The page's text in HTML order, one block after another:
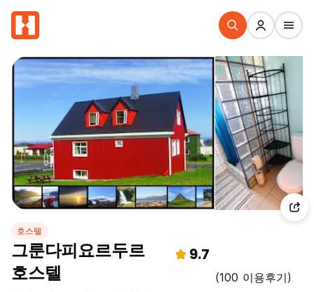
호스텔
그룬다피요르두르
호스텔
9.7
(100 이용후기)